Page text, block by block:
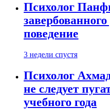
Психолог
поведение
3 недели спустя
Психолог
не следует
учебного года